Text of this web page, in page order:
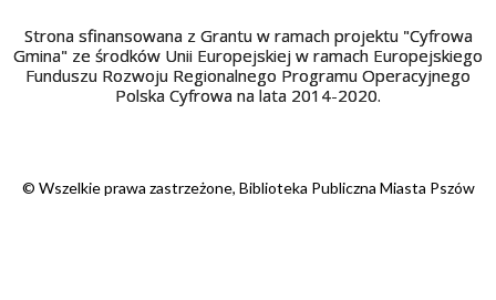
Strona sfinansowana z Grantu w ramach projektu "Cyfrowa
Gmina" ze środków Unii Europejskiej w ramach Europejskiego
Funduszu Rozwoju Regionalnego Programu Operacyjnego
Polska Cyfrowa na lata 2014-2020.
© Wszelkie prawa zastrzeżone, Biblioteka Publiczna Miasta Pszów